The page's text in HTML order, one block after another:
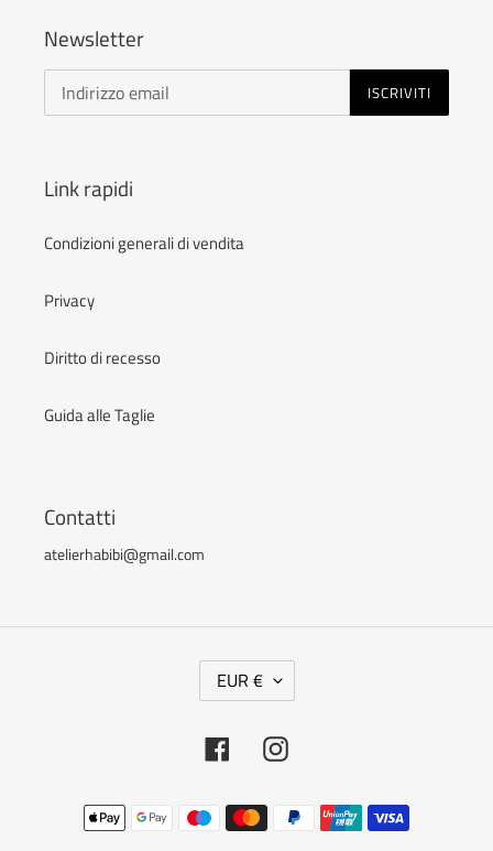
Newsletter
ISCRIVITI
Link rapidi
Condizioni generali di vendita
Privacy
Diritto di recesso
Guida alle Taglie
Contatti
atelierhabibi@gmail.com
V
A
L
U
A
EUR €
FacebookInstagram
Metodi
di